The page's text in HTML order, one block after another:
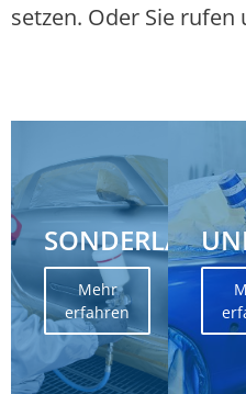
setzen. Oder Sie rufen
Mehr
erfahren